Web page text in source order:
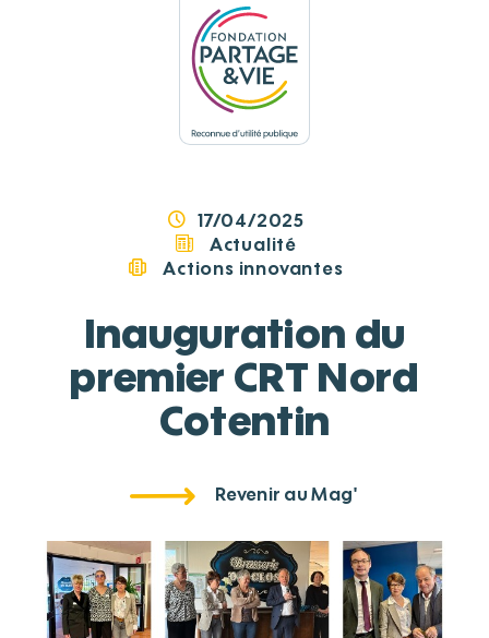
17/04/2025
Actualité
Actions innovantes
Inauguration du
premier CRT Nord
Cotentin
Revenir au Mag'
Panneau de gestion des cookies